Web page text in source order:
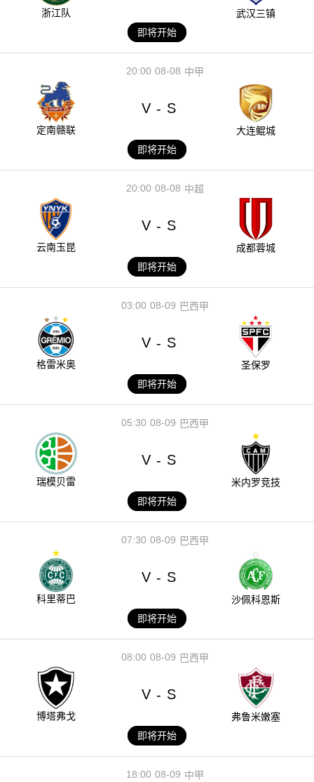
浙江队
武汉三镇
即将开始
08-08
20:00 中甲
定南赣联
V - S
大连鲲城
即将开始
08-08
20:00 中超
云南玉昆
V - S
成都蓉城
即将开始
08-09
03:00 巴西甲
格雷米奥
V - S
圣保罗
即将开始
08-09
05:30 巴西甲
瑞模贝雷
V - S
米内罗竞技
即将开始
08-09
07:30 巴西甲
科里蒂巴
V - S
沙佩科恩斯
即将开始
08-09
08:00 巴西甲
博塔弗戈
V - S
弗鲁米嫩塞
即将开始
08-09
18:00 中甲